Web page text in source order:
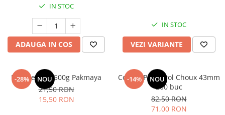
IN STOC
ADAUGA IN COS
IN STOC
VEZI VARIANTE
-28% NOU
Praf de copt 500g Pakmaya
21,50 RON
15,50 RON
-14% NOU
Coji de Profiterol Choux 43mm
200 buc
82,50 RON
71,00 RON